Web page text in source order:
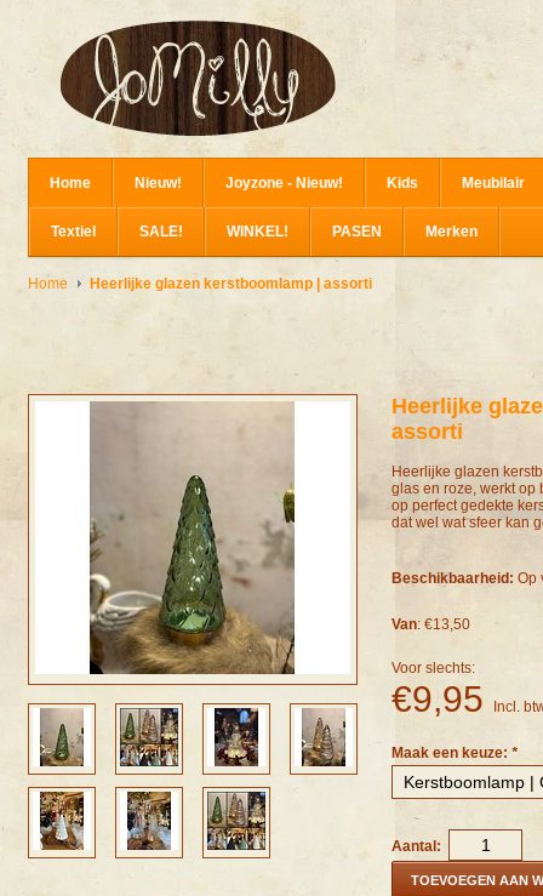
Home Nieuw! Joyzone - Nieuw! Kids Meubilair
Textiel SALE! WINKEL! PASEN Merken
Home Heerlijke glazen kerstboomlamp | assorti
Heerlijke
assorti
Heerlijke glazen
glas en roze, werkt op
op perfect gedekte
dat wel wat sfeer kan
Beschikbaarheid: Op
Van: €13,50
Voor slechts:
€9,95 Incl.
Maak een keuze: *
Aantal:
TOEVOEGEN AAN